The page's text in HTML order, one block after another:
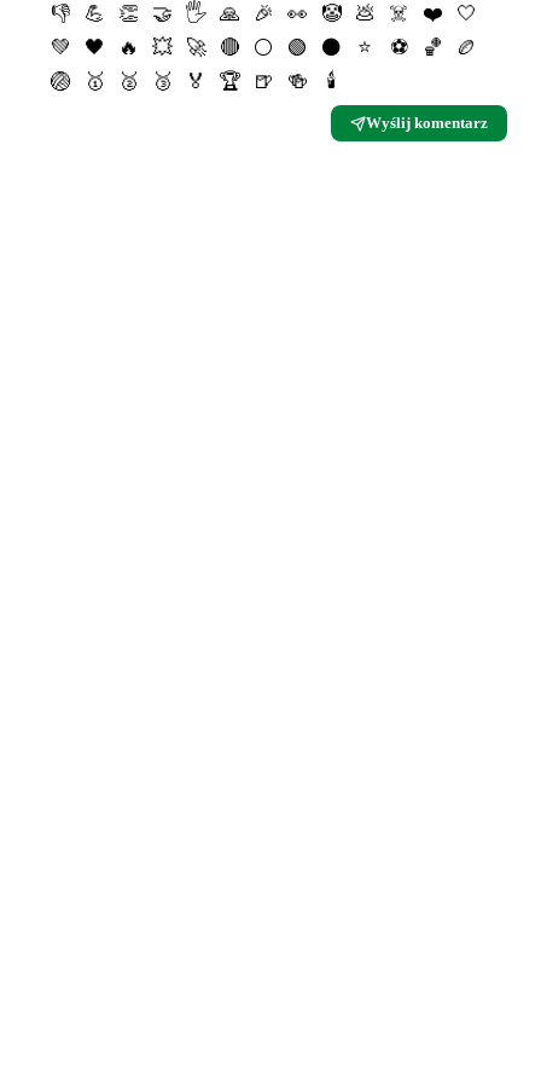
👎
💪 👏 🤝 🖐 🙏 🎉 👀 🤡 💩 ☠️ ❤️
🤍
💚
🖤 🔥 💥 🚀 🔴 ⚪️ 🟢 ⚫️ ⭐️ ⚽️ 🏀
🏉
🏐
🥇 🥈 🥉 🏅 🏆 🍺 🍻 🕯
Wyślij komentarz